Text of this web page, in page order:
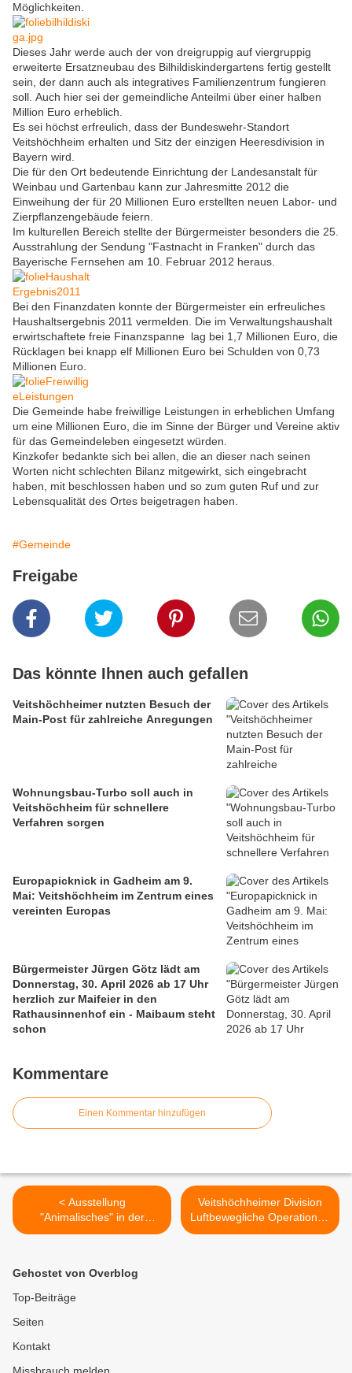
Möglichkeiten.
Dieses Jahr werde auch der von dreigruppig auf viergruppig
erweiterte Ersatzneubau des Bilhildiskindergartens fertig gestellt
sein, der dann auch als integratives Familienzentrum fungieren
soll. Auch hier sei der gemeindliche Anteilmi über einer halben
Million Euro erheblich.
Es sei höchst erfreulich, dass der Bundeswehr-Standort
Veitshöchheim erhalten und Sitz der einzigen Heeresdivision in
Bayern wird.
Die für den Ort bedeutende Einrichtung der Landesanstalt für
Weinbau und Gartenbau kann zur Jahresmitte 2012 die
Einweihung der für 20 Millionen Euro erstellten neuen Labor- und
Zierpflanzengebäude feiern.
Im kulturellen Bereich stellte der Bürgermeister besonders die 25.
Ausstrahlung der Sendung "Fastnacht in Franken" durch das
Bayerische Fernsehen am 10. Februar 2012 heraus.
Bei den Finanzdaten konnte der Bürgermeister ein erfreuliches
Haushaltsergebnis 2011 vermelden. Die im Verwaltungshaushalt
erwirtschaftete freie Finanzspanne lag bei 1,7 Millionen Euro, die
Rücklagen bei knapp elf Millionen Euro bei Schulden von 0,73
Millionen Euro.
Die Gemeinde habe freiwillige Leistungen in erheblichen Umfang
um eine Millionen Euro, die im Sinne der Bürger und Vereine aktiv
für das Gemeindeleben eingesetzt würden.
Kinzkofer bedankte sich bei allen, die an dieser nach seinen
Worten nicht schlechten Bilanz mitgewirkt, sich eingebracht
haben, mit beschlossen haben und so zum guten Ruf und zur
Lebensqualität des Ortes beigetragen haben.
#Gemeinde
Freigabe
Das könnte Ihnen auch gefallen
Veitshöchheimer nutzten Besuch der
Main-Post für zahlreiche Anregungen
Wohnungsbau-Turbo soll auch in
Veitshöchheim für schnellere
Verfahren sorgen
Europapicknick in Gadheim am 9.
Mai: Veitshöchheim im Zentrum eines
vereinten Europas
Bürgermeister Jürgen Götz lädt am
Donnerstag, 30. April 2026 ab 17 Uhr
herzlich zur Maifeier in den
Rathausinnenhof ein - Maibaum steht
schon
Kommentare
Einen Kommentar hinzufügen
< Ausstellung
"Animalisches" in der
Veitshöchheimer Galerie
Techniken
Veitshöchheimer Division
Luftbewegliche Operationen
(DLO) bereitet ihre
Gehostet von Overblog
Top-Beiträge
Seiten
Kontakt